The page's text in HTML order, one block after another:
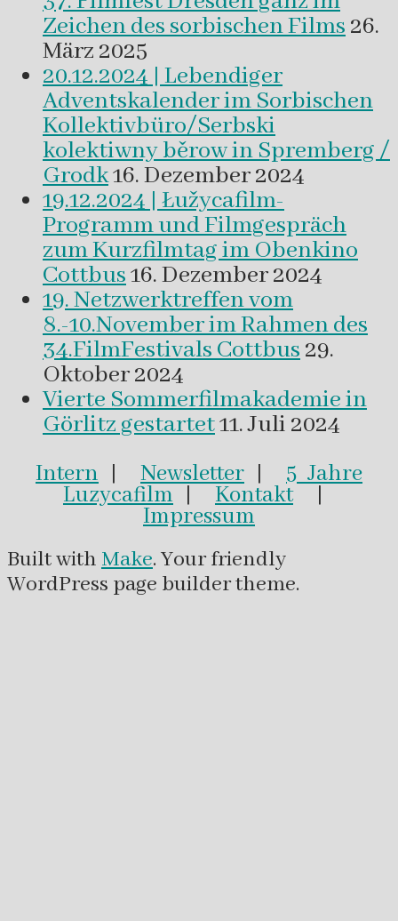
Zeichen des sorbischen Films26.
März 2025
20.12.2024 | Lebendiger
Adventskalender im Sorbischen
Kollektivbüro/Serbski
kolektiwny běrow in Spremberg /
Grodk16. Dezember 2024
19.12.2024 | Łužycafilm-
Programm und Filmgespräch
zum Kurzfilmtag im Obenkino
Cottbus16. Dezember 2024
19. Netzwerktreffen vom
8.-10.November im Rahmen des
34.FilmFestivals Cottbus29.
Oktober 2024
Vierte Sommerfilmakademie in
Görlitz gestartet11. Juli 2024
Intern | Newsletter | 5 Jahre
Luzycafilm | Kontakt|
Impressum
Built with Make. Your friendly
WordPress page builder theme.